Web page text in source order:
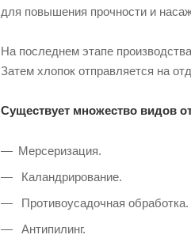
для повышения прочности и
На последнем этапе
Затем хлопок отправляется на
Существует множество видов
Мерсеризация.
Каландрирование.
Противоусадочная обработка.
Антипилинг.